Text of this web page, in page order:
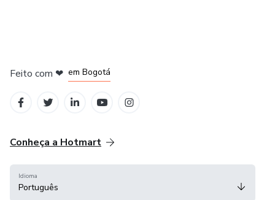
Feito com ❤ em Bogotá
Conheça a Hotmart
Idioma
Português